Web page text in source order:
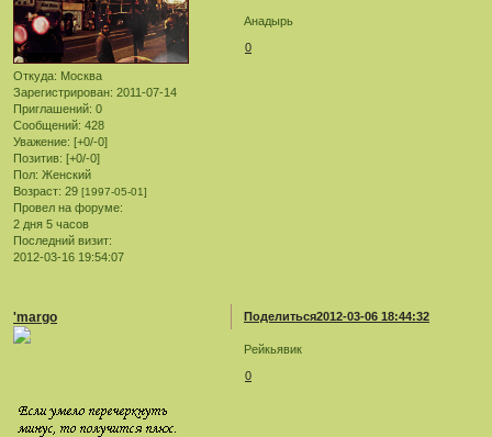
Откуда: Москва
Зарегистрирован: 2011-07-14
Приглашений: 0
Сообщений: 428
Уважение: [+0/-0]
Позитив: [+0/-0]
Пол: Женский
Возраст: 29 [1997-05-01]
Провел на форуме:
2 дня 5 часов
Последний визит:
2012-03-16 19:54:07
Анадырь
0
Поделиться2012-03-06 18:44:32
'margo
Рейкьявик
0